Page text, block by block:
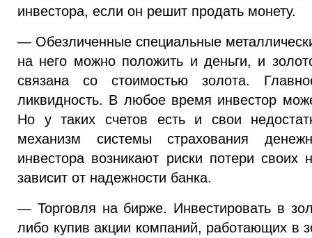
инвестора, если он решит продать монету.
— Обезличенные специальные
на него можно положить и деньги, и
связана со стоимостью золота.
ликвидность. В любое время инвестор
Но у таких счетов есть и свои
механизм системы страхования
инвестора возникают риски потери своих
зависит от надежности банка.
— Торговля на бирже. Инвестировать в
либо купив акции компаний, работающих в